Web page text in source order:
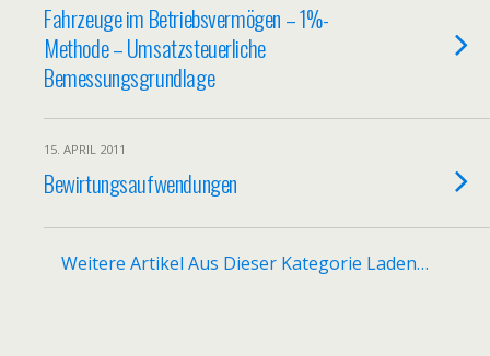
Fahrzeuge im Betriebsvermögen – 1%-
Methode – Umsatzsteuerliche
Bemessungsgrundlage
15. APRIL 2011
Bewirtungsaufwendungen
Weitere Artikel Aus Dieser Kategorie Laden…